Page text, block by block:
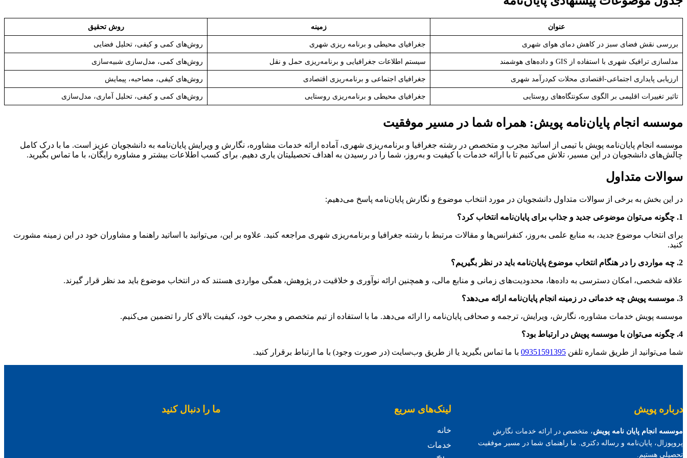
عنوان زمینه روش تحقیق
بررسی نقش فضای سبز در کاهش دمای هوای شهری جغرافیای محیطی و برنامه ریزی شهری روش‌های کمی و کیفی، تحلیل فضایی
مدلسازی ترافیک شهری با استفاده از GIS و داده‌های هوشمند سیستم اطلاعات جغرافیایی و برنامه‌ریزی حمل و نقل روش‌های کمی، مدل‌سازی شبیه‌سازی
ارزیابی پایداری اجتماعی-اقتصادی محلات کم‌درآمد شهری جغرافیای اجتماعی و برنامه‌ریزی اقتصادی روش‌های کیفی، مصاحبه، پیمایش
تاثیر تغییرات اقلیمی بر الگوی سکونتگاه‌های روستایی جغرافیای محیطی و برنامه‌ریزی روستایی روش‌های کمی و کیفی، تحلیل آماری، مدل‌سازی
موسسه انجام پایان‌نامه پویش: همراه شما در مسیر موفقیت
موسسه انجام پایان‌نامه پویش با تیمی از اساتید مجرب و متخصص در رشته جغرافیا و برنامه‌ریزی شهری، آماده ارائه خدمات مشاوره، نگارش و ویرایش پایان‌نامه به دانشجویان عزیز است. ما با درک کامل
چالش‌های دانشجویان در این مسیر، تلاش می‌کنیم تا با ارائه خدمات با کیفیت و به‌روز، شما را در رسیدن به اهداف تحصیلیتان یاری دهیم. برای کسب اطلاعات بیشتر و مشاوره رایگان، با ما تماس بگیرید.
سوالات متداول
در این بخش به برخی از سوالات متداول دانشجویان در مورد انتخاب موضوع و نگارش پایان‌نامه پاسخ می‌دهیم:
1. چگونه می‌توان موضوعی جدید و جذاب برای پایان‌نامه انتخاب کرد؟
برای انتخاب موضوع جدید، به منابع علمی به‌روز، کنفرانس‌ها و مقالات مرتبط با رشته جغرافیا و برنامه‌ریزی شهری مراجعه کنید. علاوه بر این، می‌توانید با اساتید راهنما و مشاوران خود در این زمینه مشورت
کنید.
2. چه مواردی را در هنگام انتخاب موضوع پایان‌نامه باید در نظر بگیریم؟
علاقه شخصی، امکان دسترسی به داده‌ها، محدودیت‌های زمانی و منابع مالی، و همچنین ارائه نوآوری و خلاقیت در پژوهش، همگی مواردی هستند که در انتخاب موضوع باید مد نظر قرار گیرند.
3. موسسه پویش چه خدماتی در زمینه انجام پایان‌نامه ارائه می‌دهد؟
موسسه پویش خدمات مشاوره، نگارش، ویرایش، ترجمه و صحافی پایان‌نامه را ارائه می‌دهد. ما با استفاده از تیم متخصص و مجرب خود، کیفیت بالای کار را تضمین می‌کنیم.
4. چگونه می‌توان با موسسه پویش در ارتباط بود؟
شما می‌توانید از طریق شماره تلفن 09351591395 با ما تماس بگیرید یا از طریق وب‌سایت (در صورت وجود) با ما ارتباط برقرار کنید.
درباره پویش
موسسه انجام پایان نامه پویش، متخصص در ارائه خدمات نگارش
پروپوزال، پایان‌نامه و رساله دکتری. ما راهنمای شما در مسیر موفقیت
تحصیلی هستیم.
لینک‌های سریع
خانه
خدمات
ما را دنبال کنید